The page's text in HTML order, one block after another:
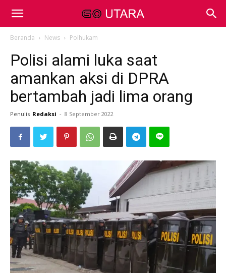
Beranda News Polhukam
Polisi alami luka saat
amankan aksi di DPRA
bertambah jadi lima orang
Penulis Redaksi - 8 September 2022